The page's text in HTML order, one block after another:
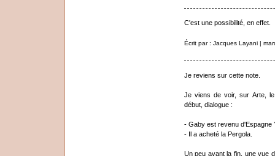
C'est une possibilité, en effet.
Écrit par : Jacques Layani |
Je reviens sur cette note.
Je viens de voir, sur Arte,
début, dialogue :
- Gaby est revenu d'Espagne
- Il a acheté la Pergola.
Un peu avant la fin, une vue